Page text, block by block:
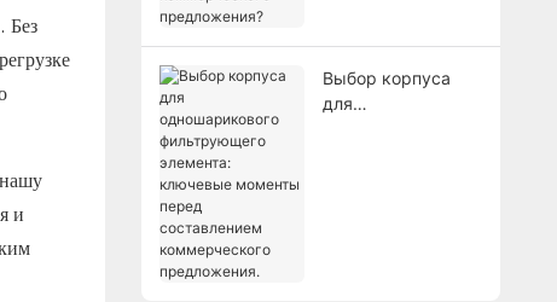
Без
и
коммерческого
предложения?
Выбор корпуса
для